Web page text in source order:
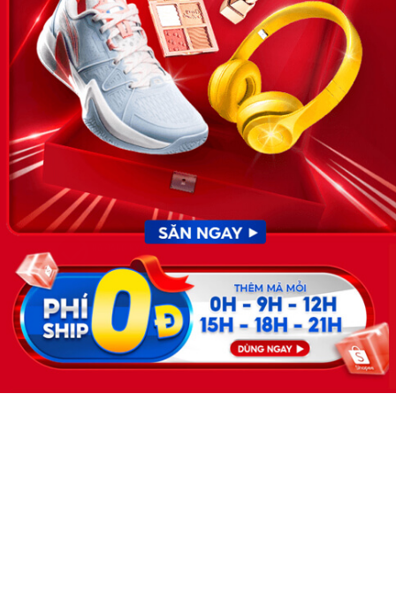
News.timviec.com.vn là website cung cấp thông tin liên quan đến
nhân sự, nghề nghiệp do Timviec.com.vn vận hành nhằm giúp
doanh nghiệp, nhân sự tuyển dụng, người đi làm, người tìm việc
cập nhật thông tin và đáp ứng được mong muốn của mình.
KẾT NỐI
Giấy phép hoạt động dịch vụ
việc làm số 54/2019/SLĐTBXH-
GP do Sở lao động thương
binh và xã hội cấp ngày 30
tháng 12 năm 2019.